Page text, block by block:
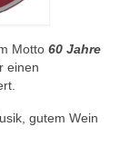
Motto 60 Jahre
einen
gutem Wein